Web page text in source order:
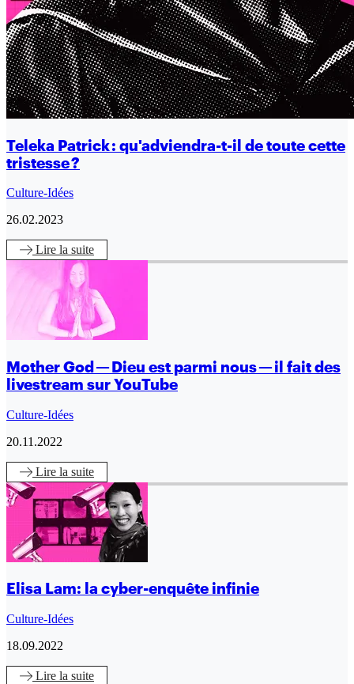
Teleka Patrick : qu'adviendra-t-il de toute cette
tristesse ?
Culture-Idées
26.02.2023
Lire la suite
Mother God — Dieu est parmi nous — il fait des
livestream sur YouTube
Culture-Idées
20.11.2022
Lire la suite
Elisa Lam: la cyber-enquête infinie
Culture-Idées
18.09.2022
Lire la suite